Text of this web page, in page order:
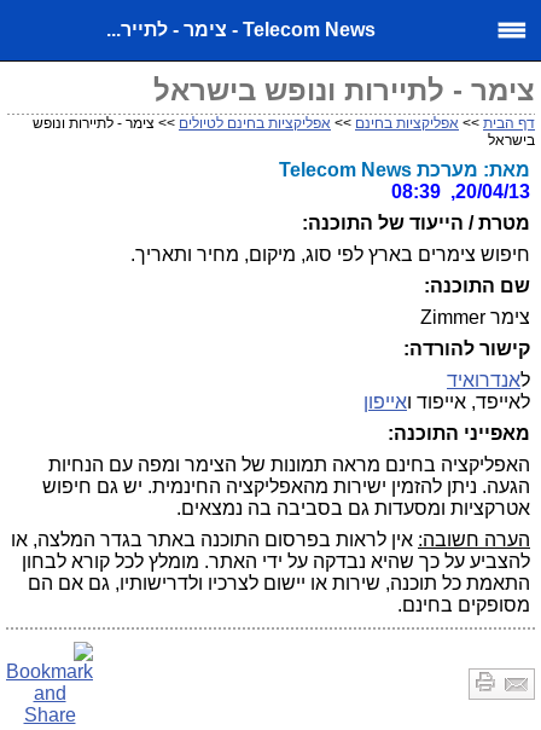
Telecom News - צימר - לתייר...
צימר - לתיירות ונופש בישראל
דף הבית >> אפליקציות בחינם >> אפליקציות בחינם לטיולים >> צימר - לתיירות ונופש
בישראל
מאת: מערכת Telecom News
20/04/13, 08:39
מטרת / הייעוד של התוכנה:
חיפוש צימרים בארץ לפי סוג, מיקום, מחיר ותאריך.
שם התוכנה:
צימר Zimmer
קישור להורדה:
לאנדרואיד
לאייפד, אייפוד ואייפון
מאפייני התוכנה:
האפליקציה בחינם מראה תמונות של הצימר ומפה עם הנחיות
הגעה. ניתן להזמין ישירות מהאפליקציה החינמית. יש גם חיפוש
אטרקציות ומסעדות גם בסביבה בה נמצאים.
הערה חשובה: אין לראות בפרסום התוכנה באתר בגדר המלצה, או
להצביע על כך שהיא נבדקה על ידי האתר. מומלץ לכל קורא לבחון
התאמת כל תוכנה, שירות או יישום לצרכיו ולדרישותיו, גם אם הם
מסופקים בחינם.